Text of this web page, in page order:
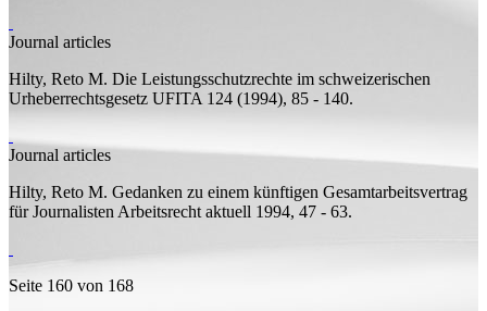
Journal articles
Hilty, Reto M. Die Leistungsschutzrechte im schweizerischen
Urheberrechtsgesetz UFITA 124 (1994), 85 - 140.
Journal articles
Hilty, Reto M. Gedanken zu einem künftigen Gesamtarbeitsvertrag
für Journalisten Arbeitsrecht aktuell 1994, 47 - 63.
Seite 160 von 168